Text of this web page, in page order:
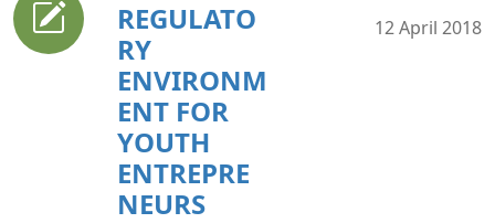
REGULATO
RY
ENVIRONM
ENT FOR
YOUTH
ENTREPRE
NEURS
12 April 2018